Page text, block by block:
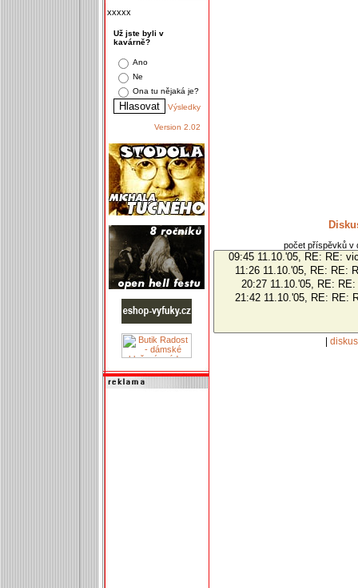
xxxxx
Už jste byli v
kavárně?
Ano
Ne
Ona tu nějaká je?
Výsledky
Version 2.02
počet příspěvků v